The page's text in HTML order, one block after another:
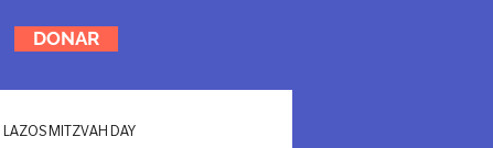
DONAR
LAZOS MITZVAH DAY